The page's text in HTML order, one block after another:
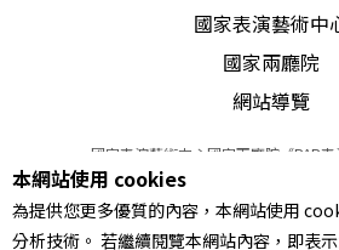
國家表演藝術中
國家兩廳院
網站導覽
國家表演藝術中心國家兩廳院《PAR
© 2022Performing arts redefined. All
統一編號 Tax Id number
本站所提供相關演出資訊，如有異動應以
本網站使用 cookies
為提供您更多優質的內容，本網站使用
分析技術。 若繼續閱覽本網站內容，即表